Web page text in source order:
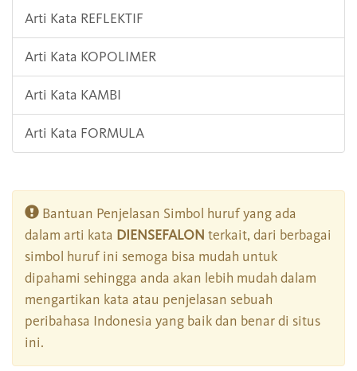
Arti Kata REFLEKTIF
Arti Kata KOPOLIMER
Arti Kata KAMBI
Arti Kata FORMULA
Bantuan Penjelasan Simbol huruf yang ada
dalam arti kata DIENSEFALON terkait, dari berbagai
simbol huruf ini semoga bisa mudah untuk
dipahami sehingga anda akan lebih mudah dalam
mengartikan kata atau penjelasan sebuah
peribahasa Indonesia yang baik dan benar di situs
ini.